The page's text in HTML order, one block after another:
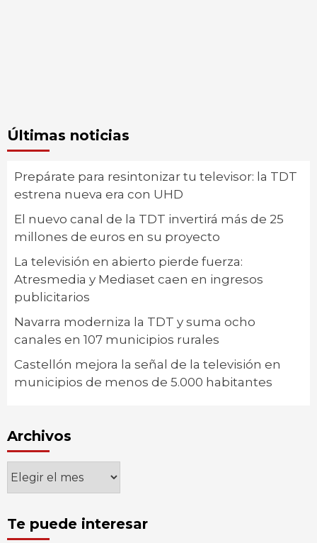
Últimas noticias
Prepárate para resintonizar tu televisor: la TDT
estrena nueva era con UHD
El nuevo canal de la TDT invertirá más de 25
millones de euros en su proyecto
La televisión en abierto pierde fuerza:
Atresmedia y Mediaset caen en ingresos
publicitarios
Navarra moderniza la TDT y suma ocho
canales en 107 municipios rurales
Castellón mejora la señal de la televisión en
municipios de menos de 5.000 habitantes
Archivos
Archivos
Te puede interesar